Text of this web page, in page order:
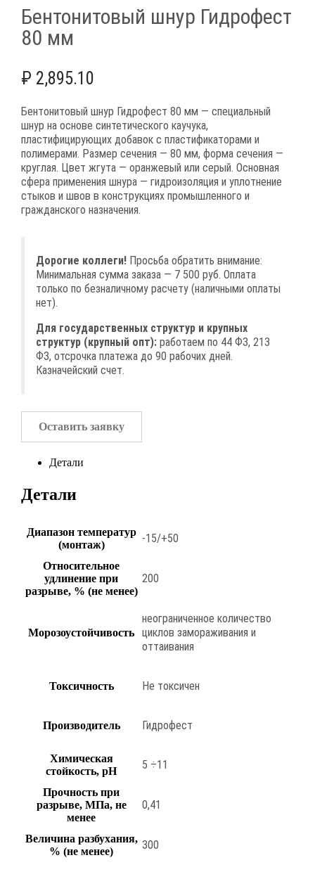
Бентонитовый шнур Гидрофест
80 мм
₽ 2,895.10
Бентонитовый шнур Гидрофест 80 мм — специальный
шнур на основе синтетического каучука,
пластифицирующих добавок с пластификаторами и
полимерами. Размер сечения — 80 мм, форма сечения —
круглая. Цвет жгута — оранжевый или серый. Основная
сфера применения шнура — гидроизоляция и уплотнение
стыков и швов в конструкциях промышленного и
гражданского назначения.
Дорогие коллеги! Просьба обратить внимание:
Минимальная сумма заказа — 7 500 руб. Оплата
только по безналичному расчету (наличными оплаты
нет).
Для государственных структур и крупных
структур (крупный опт): работаем по 44 ФЗ, 213
ФЗ, отсрочка платежа до 90 рабочих дней.
Казначейский счет.
Оставить заявку
Детали
Детали
Диапазон температур
(монтаж)
-15/+50
Относительное
удлинение при
разрыве, % (не менее)
200
Морозоустойчивость
неограниченное количество
циклов замораживания и
оттаивания
Токсичность Не токсичен
Производитель Гидрофест
Химическая
стойкость, pH
5 ÷11
Прочность при
разрыве, МПа, не
менее
0,41
Величина разбухания,
% (не менее)
300